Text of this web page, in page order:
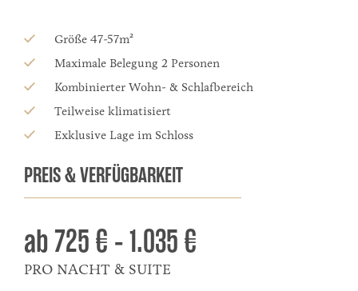
Größe 47-57m²
Maximale Belegung 2 Personen
Kombinierter Wohn- & Schlafbereich
Teilweise klimatisiert
Exklusive Lage im Schloss
PREIS & VERFÜGBARKEIT
ab725 € - 1.035 €
PRO NACHT & SUITE